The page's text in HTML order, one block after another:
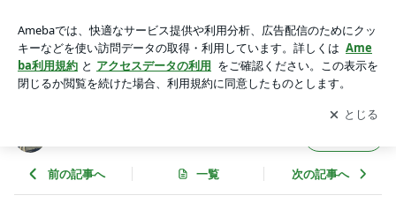
愛する函館ブログ
アプリをダウンロードして ブログの更新通知
を受け取りまし
ょう。
開く
前の記事へ 一覧 次の記事へ